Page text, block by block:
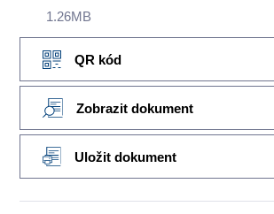
1.26MB
QR kód
Zobrazit dokument
Uložit dokument